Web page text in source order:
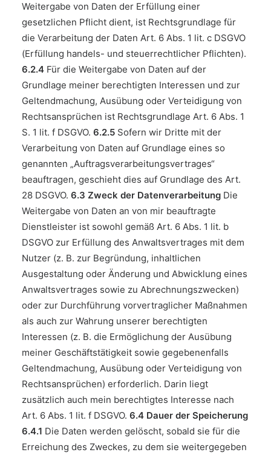
Weitergabe von Daten der Erfüllung einer
gesetzlichen Pflicht dient, ist Rechtsgrundlage für
die Verarbeitung der Daten Art. 6 Abs. 1 lit. c DSGVO
(Erfüllung handels- und steuerrechtlicher Pflichten).
6.2.4 Für die Weitergabe von Daten auf der
Grundlage meiner berechtigten Interessen und zur
Geltendmachung, Ausübung oder Verteidigung von
Rechtsansprüchen ist Rechtsgrundlage Art. 6 Abs. 1
S. 1 lit. f DSGVO. 6.2.5 Sofern wir Dritte mit der
Verarbeitung von Daten auf Grundlage eines so
genannten „Auftragsverarbeitungsvertrages“
beauftragen, geschieht dies auf Grundlage des Art.
28 DSGVO. 6.3 Zweck der Datenverarbeitung Die
Weitergabe von Daten an von mir beauftragte
Dienstleister ist sowohl gemäß Art. 6 Abs. 1 lit. b
DSGVO zur Erfüllung des Anwaltsvertrages mit dem
Nutzer (z. B. zur Begründung, inhaltlichen
Ausgestaltung oder Änderung und Abwicklung eines
Anwaltsvertrages sowie zu Abrechnungszwecken)
oder zur Durchführung vorvertraglicher Maßnahmen
als auch zur Wahrung unserer berechtigten
Interessen (z. B. die Ermöglichung der Ausübung
meiner Geschäftstätigkeit sowie gegebenenfalls
Geltendmachung, Ausübung oder Verteidigung von
Rechtsansprüchen) erforderlich. Darin liegt
zusätzlich auch mein berechtigtes Interesse nach
Art. 6 Abs. 1 lit. f DSGVO. 6.4 Dauer der Speicherung
6.4.1 Die Daten werden gelöscht, sobald sie für die
Erreichung des Zweckes, zu dem sie weitergegeben